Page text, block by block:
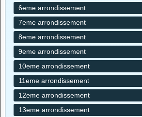
6eme arrondissement
7eme arrondissement
8eme arrondissement
9eme arrondissement
10eme arrondissement
11eme arrondissement
12eme arrondissement
13eme arrondissement